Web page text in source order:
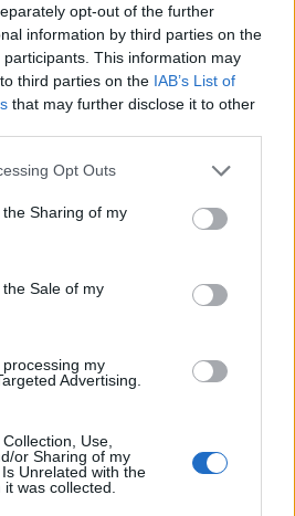
opt-out of the further
information by third parties on the
participants. This information may
third parties on the IAB’s List of
that may further disclose it to other
Opt Outs
Sharing of my
Sale of my
my
Advertising.
Use,
or Sharing of my
Unrelated with the
was collected.
hasiči sbírají ocenění
město doma i v zahraničí
zámek představí obrazy
Vernisáž doplní
i fotografická výstava
opravuje chodníky i silnice, nové